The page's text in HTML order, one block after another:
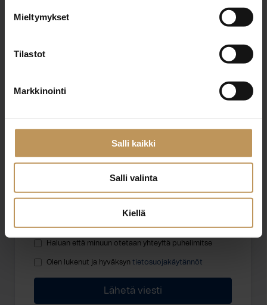
Mieltymykset
Tilastot
Markkinointi
Salli kaikki
Salli valinta
Kiellä
Nimi*
Haluan että minuun otetaan yhteyttä puhelimitse
Olen lukenut ja hyväksyn tietosuojakäytännöt